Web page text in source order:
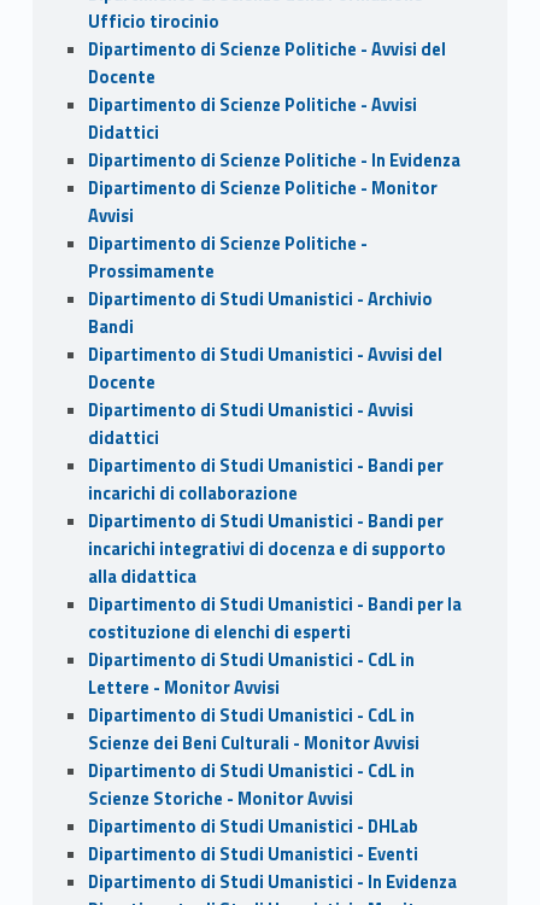
Ufficio tirocinio
Dipartimento di Scienze Politiche - Avvisi del
Docente
Dipartimento di Scienze Politiche - Avvisi
Didattici
Dipartimento di Scienze Politiche - In Evidenza
Dipartimento di Scienze Politiche - Monitor
Avvisi
Dipartimento di Scienze Politiche -
Prossimamente
Dipartimento di Studi Umanistici - Archivio
Bandi
Dipartimento di Studi Umanistici - Avvisi del
Docente
Dipartimento di Studi Umanistici - Avvisi
didattici
Dipartimento di Studi Umanistici - Bandi per
incarichi di collaborazione
Dipartimento di Studi Umanistici - Bandi per
incarichi integrativi di docenza e di supporto
alla didattica
Dipartimento di Studi Umanistici - Bandi per la
costituzione di elenchi di esperti
Dipartimento di Studi Umanistici - CdL in
Lettere - Monitor Avvisi
Dipartimento di Studi Umanistici - CdL in
Scienze dei Beni Culturali - Monitor Avvisi
Dipartimento di Studi Umanistici - CdL in
Scienze Storiche - Monitor Avvisi
Dipartimento di Studi Umanistici - DHLab
Dipartimento di Studi Umanistici - Eventi
Dipartimento di Studi Umanistici - In Evidenza